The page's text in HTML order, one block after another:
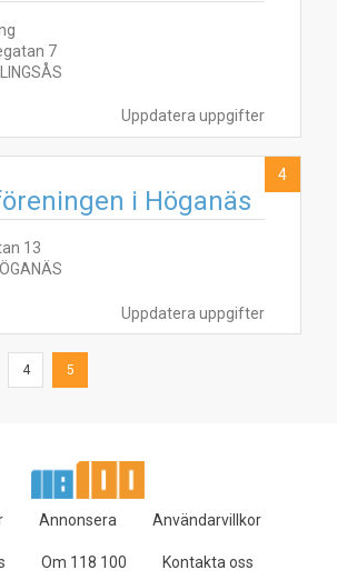
Uppdatera uppgifter
7
Uppdatera uppgifter
i Höganäs
13
4
4 5
Annonsera Användarvillkor
Om 118 100 Kontakta oss